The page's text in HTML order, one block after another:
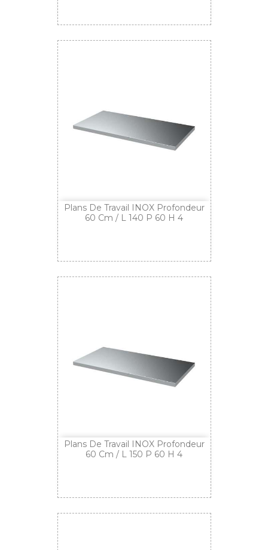
Plans De Travail INOX Profondeur
60 Cm / L 140 P 60 H 4
Plans De Travail INOX Profondeur
60 Cm / L 150 P 60 H 4